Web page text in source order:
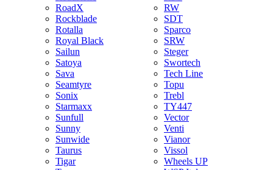
RoadX
Rockblade
Rotalla
Royal Black
Sailun
Satoya
Sava
Seamtyre
Sonix
Starmaxx
Sunfull
Sunny
Sunwide
Taurus
Tigar
RW
SDT
Sparco
SRW
Steger
Swortech
Tech Line
Topu
Trebl
TY447
Vector
Venti
Vianor
Vissol
Wheels UP